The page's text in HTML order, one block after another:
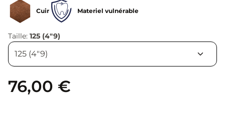
Cuir Materiel vulnérable
Taille: 125 (4"9)
76,00 €